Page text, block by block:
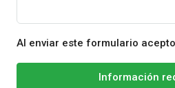
Al enviar este formulario acepto
Información